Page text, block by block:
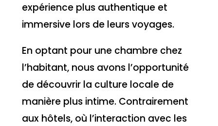
expérience plus authentique et
immersive lors de leurs voyages.
En optant pour une chambre chez
l’habitant, nous avons l’opportunité
de découvrir la culture locale de
manière plus intime. Contrairement
aux hôtels, où l’interaction avec les